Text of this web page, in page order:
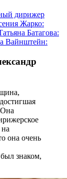
дирижер
Жарко:
Батагова:
Вайнштейн:
она очень
знаком,